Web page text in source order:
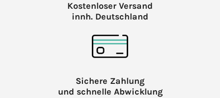
Kostenloser Versand
innh. Deutschland
Sichere Zahlung
und schnelle Abwicklung